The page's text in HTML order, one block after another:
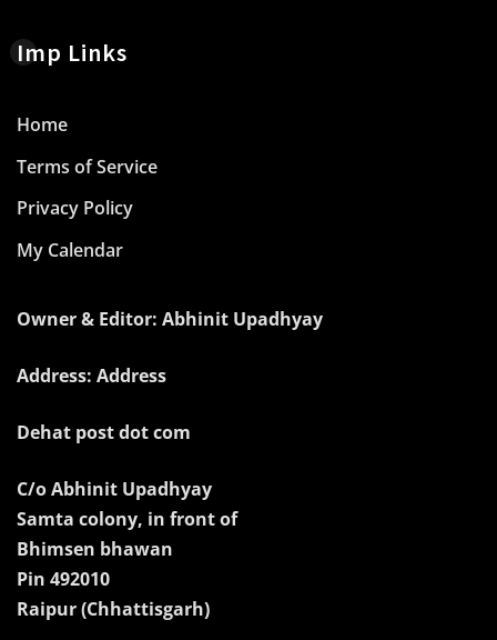
Imp Links
Home
Terms of Service
Privacy Policy
My Calendar
Owner & Editor: Abhinit Upadhyay
Address: Address
Dehat post dot com
C/o Abhinit Upadhyay
Samta colony, in front of
Bhimsen bhawan
Pin 492010
Raipur (Chhattisgarh)